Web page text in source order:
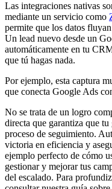
Las integraciones nativas
mediante un servicio como
permite que los datos
Un lead nuevo desde un
automáticamente en tu
que tú hagas nada.
Por ejemplo, esta captura
que conecta Google Ads
No se trata de un logro
directa que garantiza que
proceso de seguimiento.
victoria en eficiencia y
ejemplo perfecto de cómo
gestionar y mejorar tus
del escalado. Para